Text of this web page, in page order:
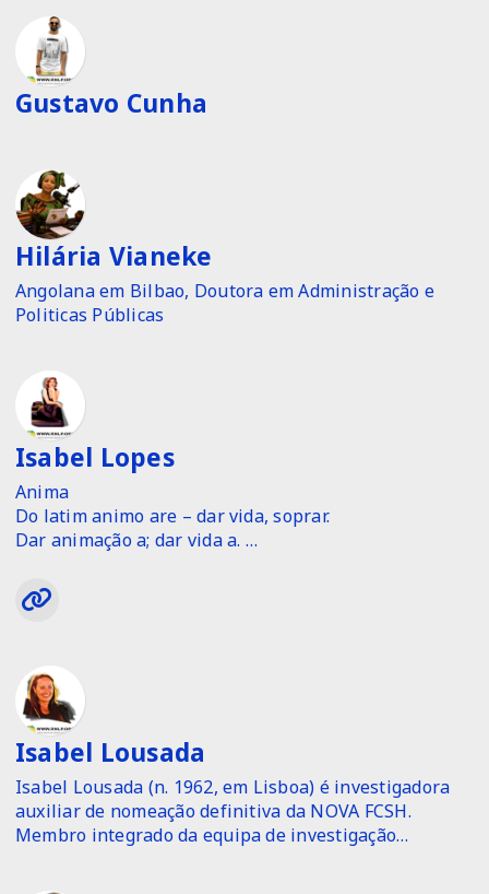
Gustavo Cunha
Hilária Vianeke
Angolana em Bilbao, Doutora em Administração e
Politicas Públicas
Isabel Lopes
Anima
Do latim animo are – dar vida, soprar.
Dar animação a; dar vida a.
Dar alento, força e coragem.
Promover o desenvolvimento de algo.
Isabel Lousada
Isabel Lousada (n. 1962, em Lisboa) é investigadora
auxiliar de nomeação definitiva da NOVA FCSH.
Membro integrado da equipa de investigação